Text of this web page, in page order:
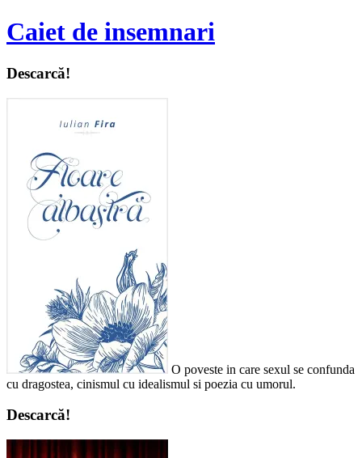
Caiet de insemnari
Descarcă!
O poveste in care sexul se confunda
cu dragostea, cinismul cu idealismul si poezia cu umorul.
Descarcă!